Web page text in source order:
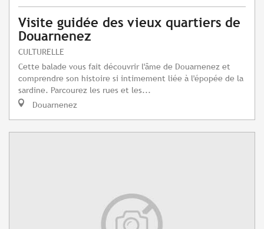
Visite guidée des vieux quartiers de
Douarnenez
CULTURELLE
Cette balade vous fait découvrir l'âme de Douarnenez et
comprendre son histoire si intimement liée à l'épopée de la
sardine. Parcourez les rues et les...
Douarnenez